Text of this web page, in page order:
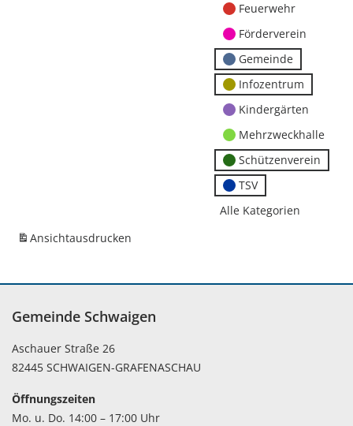
Feuerwehr
Förderverein
Gemeinde
Infozentrum
Kindergärten
Mehrzweckhalle
Schützenverein
TSV
Alle Kategorien
Ansichtausdrucken
Gemeinde Schwaigen
Aschauer Straße 26
82445 SCHWAIGEN-GRAFENASCHAU
Öffnungszeiten
Mo. u. Do. 14:00 – 17:00 Uhr